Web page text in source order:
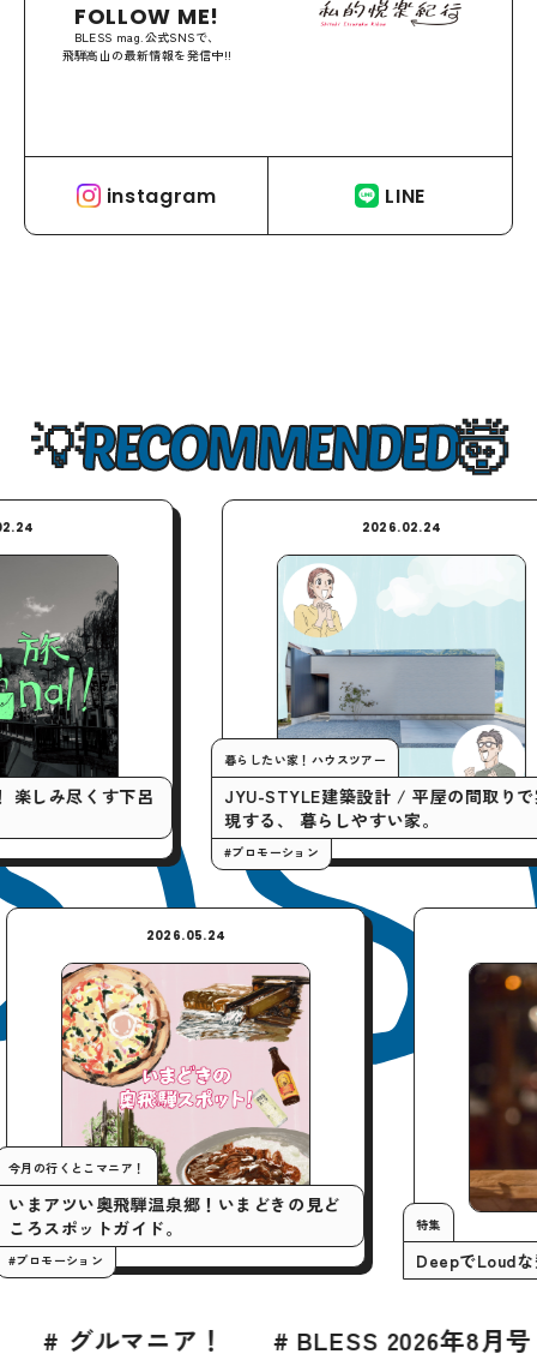
FOLLOW ME!
BLESS mag.公式SNSで、
飛騨高山の最新情報を発信中!!
instagram LINE
RECOMMENDED
呂
暮らしたい家！ハウスツアー
JYU-STYLE建築設計 / 平屋の間取りで実
現する、 暮らしやすい家。
#プロモーション
今月
「
今月の行くとこマニア！
いまアツい奥飛騨温泉郷！いまどきの見ど
ころスポットガイド。
# BLESS 2026年8月号 # グルメ #